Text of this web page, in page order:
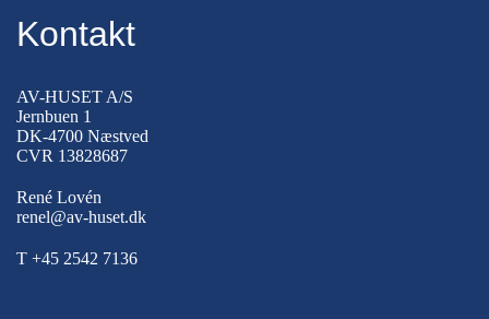
Kontakt
AV-HUSET A/S
Jernbuen 1
DK-4700 Næstved
CVR 13828687
René Lovén
renel@av-huset.dk
T +45 2542 7136